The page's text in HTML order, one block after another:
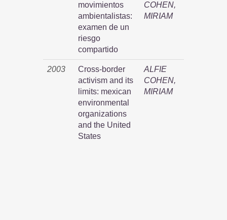
movimientos
ambientalistas:
examen de un
riesgo
compartido
COHEN,
MIRIAM
2003
Cross-border
activism and its
limits: mexican
environmental
organizations
and the United
States
ALFIE
COHEN,
MIRIAM